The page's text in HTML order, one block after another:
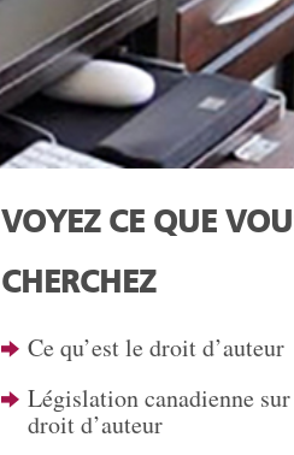
VOYEZ CE QUE
CHERCHEZ
Ce qu’est le droit d’auteur
Législation canadienne
droit d’auteur